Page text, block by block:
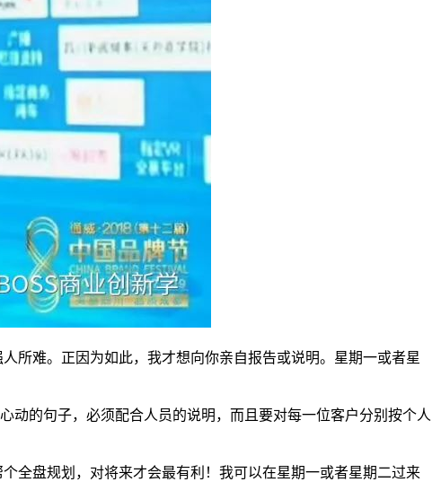
所难。正因为如此，我才想向你亲自报告或说明。星期一或者星
动的句子，必须配合人员的说明，而且要对每一位客户分别按个人
全盘规划，对将来才会最有利！我可以在星期一或者星期二过来